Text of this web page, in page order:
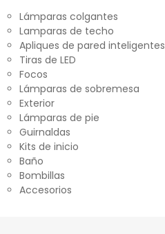
Lámparas colgantes
Lamparas de techo
Apliques de pared inteligentes
Tiras de LED
Focos
Lámparas de sobremesa
Exterior
Lámparas de pie
Guirnaldas
Kits de inicio
Baño
Bombillas
Accesorios